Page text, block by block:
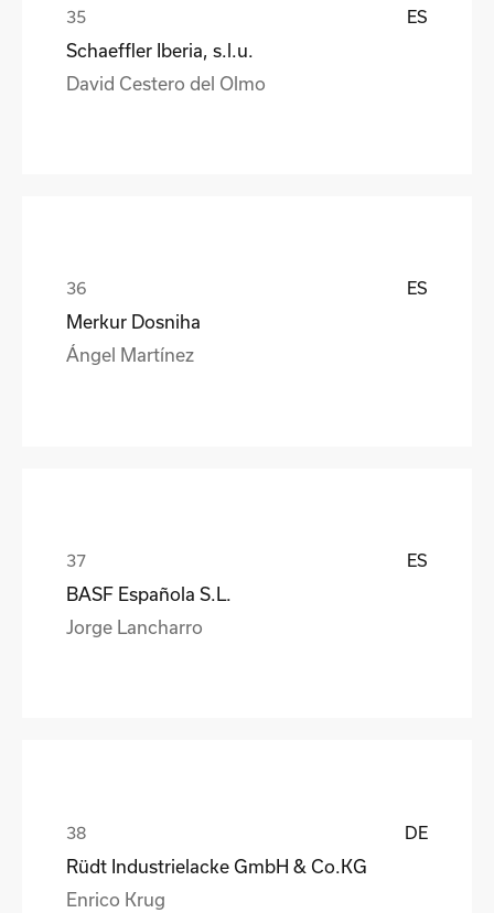
ES
Schaeffler Iberia, s.l.u.
David Cestero del Olmo
ES
Merkur Dosniha
Ángel Martínez
ES
BASF Española S.L.
Jorge Lancharro
DE
Rüdt Industrielacke GmbH & Co.KG
Enrico Krug